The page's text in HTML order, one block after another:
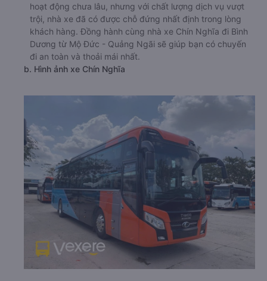
hoạt động chưa lâu, nhưng với chất lượng dịch vụ vượt
trội, nhà xe đã có được chỗ đứng nhất định trong lòng
khách hàng. Đồng hành cùng nhà xe Chín Nghĩa đi Bình
Dương từ Mộ Đức - Quảng Ngãi sẽ giúp bạn có chuyến
đi an toàn và thoải mái nhất.
b. Hình ảnh xe Chín Nghĩa